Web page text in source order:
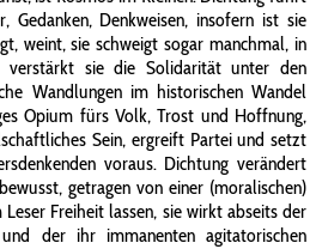
Gedanken, Denkweisen, insofern ist sie
weint, sie schweigt sogar manchmal, in
verstärkt sie die Solidarität unter den
Wandlungen im historischen Wandel
Opium fürs Volk, Trost und Hoffnung,
Sein, ergreift Partei und setzt
voraus. Dichtung verändert
getragen von einer (moralischen)
Freiheit lassen, sie wirkt abseits der
der ihr immanenten agitatorischen